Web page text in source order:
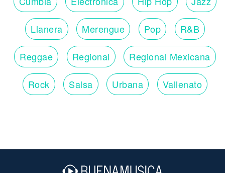
Llanera Merengue Pop R&B
Reggae Regional Regional Mexicana
Rock Salsa Urbana Vallenato